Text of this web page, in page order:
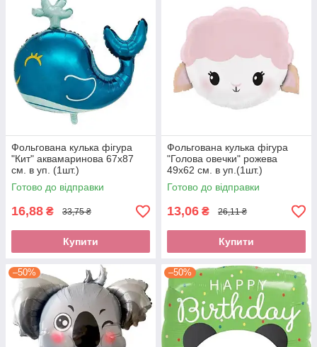
Фольгована кулька фігура
"Кит" аквамаринова 67х87
см. в уп. (1шт.)
Готово до відправки
16,88 ₴ 33,75 ₴
Купити
Фольгована кулька фігура
"Голова овечки" рожева
49х62 см. в уп.(1шт.)
Готово до відправки
13,06 ₴ 26,11 ₴
Купити
–50% –50%